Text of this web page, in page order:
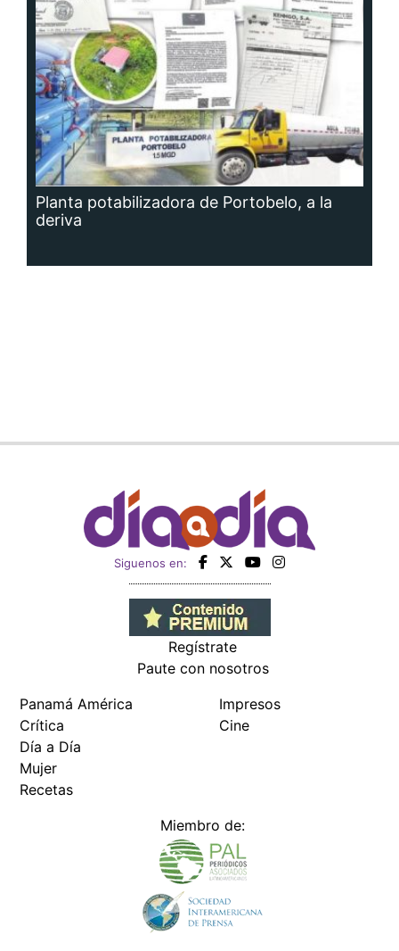
Planta potabilizadora de Portobelo, a la
deriva
Siguenos en:
Regístrate
Paute con nosotros
Panamá América
Crítica
Día a Día
Mujer
Recetas
Impresos
Cine
Miembro de: